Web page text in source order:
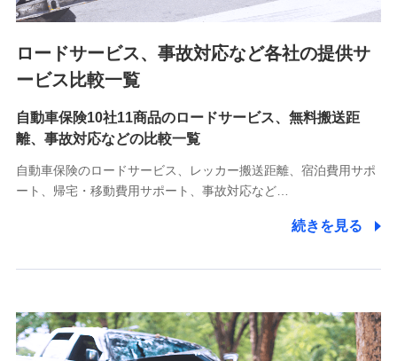
のため
9.お問い合わせ情報
各種お問い合わせに対応するため
10.受託業務の 個人情報
受託業務の遂行およびこれらに準ずる業務の遂行のため
11.マイカー通勤管理クラウド並びに法人向けASPサー
をお送りするため
分析するため
当社の対応品質向上やお問い合わせ内容の正確な把握のため
個人情報保護管理者の職名、連絡先
ロードサービス、事故対応など各社の提供サ
ービス比較一覧
自動車保険10社11商品のロードサービス、無料搬送距
離、事故対応などの比較一覧
自動車保険のロードサービス、レッカー搬送距離、宿泊費用サポ
ート、帰宅・移動費用サポート、事故対応など…
続きを見る